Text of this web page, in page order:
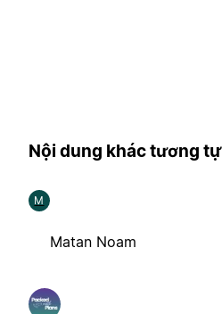
Nội dung khác tương tự
M
Matan Noam